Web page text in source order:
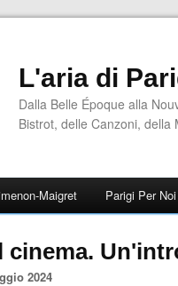
L'aria di
Dalla Belle Époque alla
Bistrot, delle Canzoni, della
Maigret Parigi Per Noi
cinema.
2024